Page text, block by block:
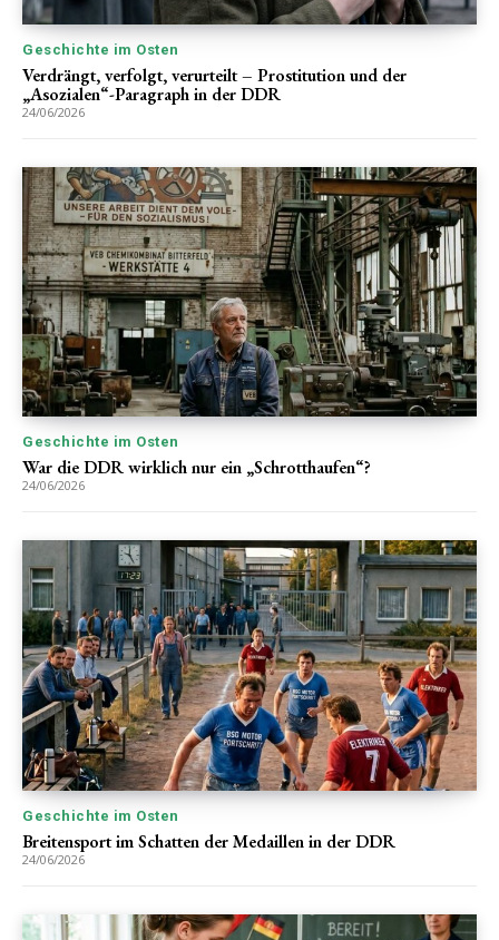
Geschichte im Osten
Verdrängt, verfolgt, verurteilt – Prostitution und der
„Asozialen“-Paragraph in der DDR
24/06/2026
Geschichte im Osten
War die DDR wirklich nur ein „Schrotthaufen“?
24/06/2026
Geschichte im Osten
Breitensport im Schatten der Medaillen in der DDR
24/06/2026